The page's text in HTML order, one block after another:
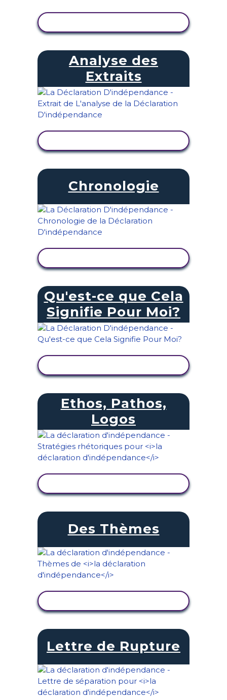
Analyse des
Extraits
Chronologie
Qu'est-ce que Cela
Signifie Pour Moi?
Ethos, Pathos,
Logos
Des Thèmes
Lettre de Rupture